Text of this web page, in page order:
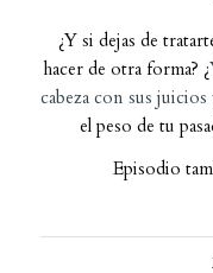
¿Y si dejas de
hacer de otra forma? ¿
cabeza con sus
el peso de tu
Episodio